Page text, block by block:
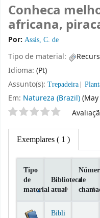
Conheca
africana,
Por: Assis, C. de
Tipo de material:
Idioma: (Pt)
Assunto(s): Trepadeira
Em: Natureza (Brazil)
Classificação por
Exemplares ( 1 )
Exemplares
Tipo
de
material
Biblioteca
atual
de
Bibli